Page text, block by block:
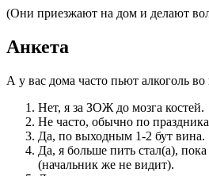
(Они приезжают на дом и делают
Анкета
А у вас дома часто пьют алкоголь во
Нет, я за ЗОЖ до мозга костей.
Не часто, обычно по
Да, по выходным 1-2 бут вина.
Да, я больше пить стал(а),
(начальник же не видит).